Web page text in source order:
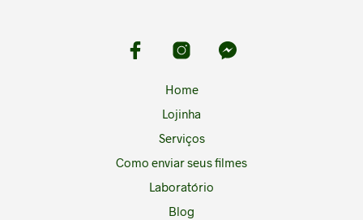
Home
Lojinha
Serviços
Como enviar seus filmes
Laboratório
Blog